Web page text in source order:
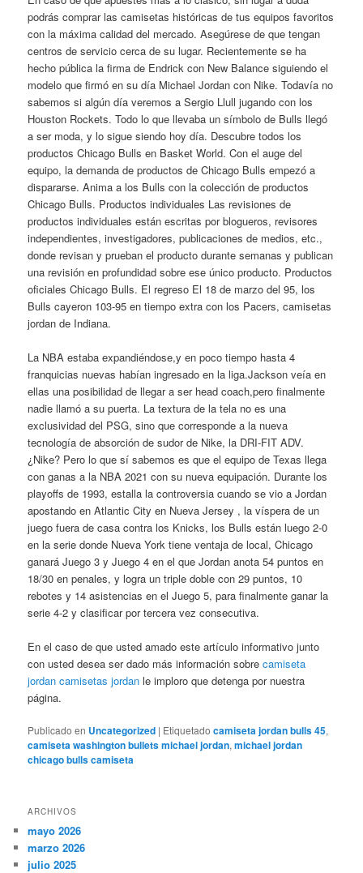
podrás comprar las camisetas históricas de tus equipos favoritos
con la máxima calidad del mercado. Asegúrese de que tengan
centros de servicio cerca de su lugar. Recientemente se ha
hecho pública la firma de Endrick con New Balance siguiendo el
modelo que firmó en su día Michael Jordan con Nike. Todavía no
sabemos si algún día veremos a Sergio Llull jugando con los
Houston Rockets. Todo lo que llevaba un símbolo de Bulls llegó
a ser moda, y lo sigue siendo hoy día. Descubre todos los
productos Chicago Bulls en Basket World. Con el auge del
equipo, la demanda de productos de Chicago Bulls empezó a
dispararse. Anima a los Bulls con la colección de productos
Chicago Bulls. Productos individuales Las revisiones de
productos individuales están escritas por blogueros, revisores
independientes, investigadores, publicaciones de medios, etc.,
donde revisan y prueban el producto durante semanas y publican
una revisión en profundidad sobre ese único producto. Productos
oficiales Chicago Bulls. El regreso El 18 de marzo del 95, los
Bulls cayeron 103-95 en tiempo extra con los Pacers, camisetas
jordan de Indiana.
La NBA estaba expandiéndose,y en poco tiempo hasta 4
franquicias nuevas habían ingresado en la liga.Jackson veía en
ellas una posibilidad de llegar a ser head coach,pero finalmente
nadie llamó a su puerta. La textura de la tela no es una
exclusividad del PSG, sino que corresponde a la nueva
tecnología de absorción de sudor de Nike, la DRI-FIT ADV.
¿Nike? Pero lo que sí sabemos es que el equipo de Texas llega
con ganas a la NBA 2021 con su nueva equipación. Durante los
playoffs de 1993, estalla la controversia cuando se vio a Jordan
apostando en Atlantic City en Nueva Jersey , la víspera de un
juego fuera de casa contra los Knicks, los Bulls están luego 2-0
en la serie donde Nueva York tiene ventaja de local, Chicago
ganará Juego 3 y Juego 4 en el que Jordan anota 54 puntos en
18/30 en penales, y logra un triple doble con 29 puntos, 10
rebotes y 14 asistencias en el Juego 5, para finalmente ganar la
serie 4-2 y clasificar por tercera vez consecutiva.
En el caso de que usted amado este artículo informativo junto
con usted desea ser dado más información sobrecamiseta
jordan camisetas jordan le imploro que detenga por nuestra
página.
Publicado en Uncategorized | Etiquetado camiseta jordan bulls 45,
camiseta washington bullets michael jordan,michael jordan
chicago bulls camiseta
ARCHIVOS
mayo 2026
marzo 2026
julio 2025